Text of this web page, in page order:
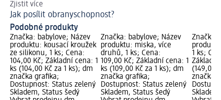
Zjistit více
Jak posílit obranyschopnost?
Podobné produkty
Značka: babylove; Název
produktu: kousací kroužek
ze silikonu, 1 ks; Cena:
104,00 Kč; Základní cena: 1
ks (104,00 Kč za 1 ks); dm
značka grafika;
Dostupnost: Status zelený
Skladem, Status šedý
Značka: babylove; Název
produktu: miska, více
druhů, 1 ks; Cena:
109,00 Kč; Základní cena: 1
ks (109,00 Kč za 1 ks); dm
značka grafika;
Dostupnost: Status zelený
Skladem, Status šedý
Značka:
1 ks;
Základní
(149,00
značka